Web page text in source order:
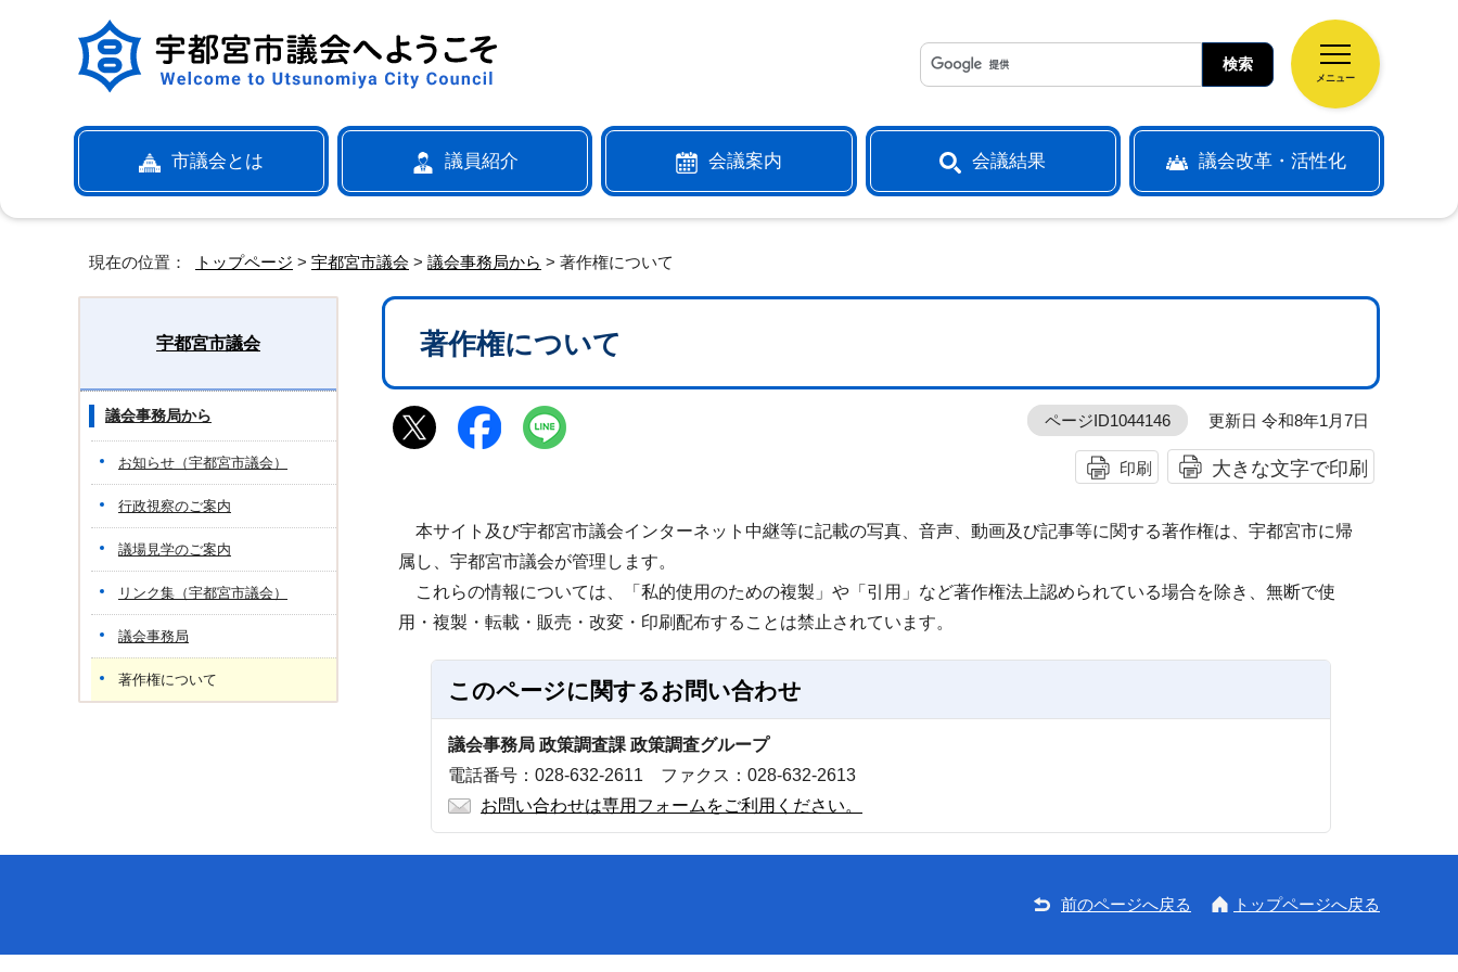
メニュー
市議会とは 議員紹介 会議案内 会議結果 議会改革・活性化
現在の位置： トップページ > 宇都宮市議会 > 議会事務局から > 著作権について
著作権について
ページID1044146 更新日 令和8年1月7日
印刷 大きな文字で印刷
本サイト及び宇都宮市議会インターネット中継等に記載の写真、音声、動画及び記事等に関する著作権は、宇都宮市に帰
属し、宇都宮市議会が管理します。
これらの情報については、「私的使用のための複製」や「引用」など著作権法上認められている場合を除き、無断で使
用・複製・転載・販売・改変・印刷配布することは禁止されています。
このページに関するお問い合わせ
議会事務局 政策調査課 政策調査グループ
電話番号：028-632-2611 ファクス：028-632-2613
お問い合わせは専用フォームをご利用ください。
宇都宮市議会
議会事務局から
お知らせ（宇都宮市議会）
行政視察のご案内
議場見学のご案内
リンク集（宇都宮市議会）
議会事務局
著作権について
前のページへ戻る トップページへ戻る